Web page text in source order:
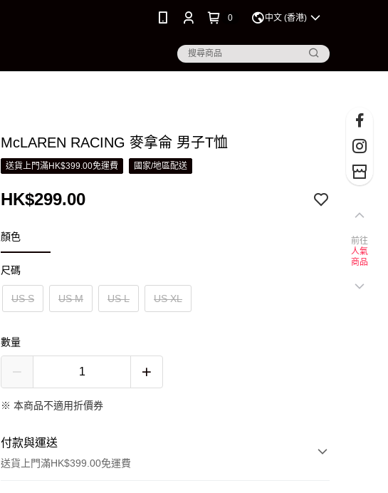
0 中文 (香港)
McLAREN RACING 麥拿侖 男子T恤
送貨上門滿HK$399.00免運費 國家/地區配送
HK$299.00
顏色
尺碼
US S US M US L US XL
數量
※ 本商品不適用折價券
付款與運送
送貨上門滿HK$399.00免運費
前往
人氣
商品